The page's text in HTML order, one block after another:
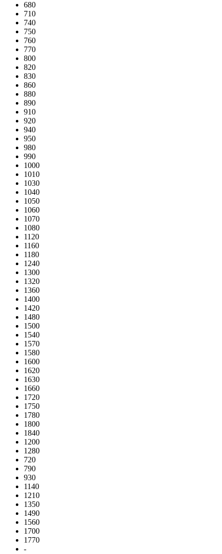
680
710
740
750
760
770
800
820
830
860
880
890
910
920
940
950
980
990
1000
1010
1030
1040
1050
1060
1070
1080
1120
1160
1180
1240
1300
1320
1360
1400
1420
1480
1500
1540
1570
1580
1600
1620
1630
1660
1720
1750
1780
1800
1840
1200
1280
720
790
930
1140
1210
1350
1490
1560
1700
1770
-